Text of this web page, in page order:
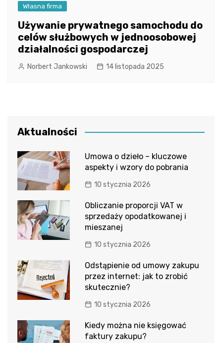
Własna firma
Używanie prywatnego samochodu do
celów służbowych w jednoosobowej
działalności gospodarczej
Norbert Jankowski 14 listopada 2025
Aktualności
Umowa o dzieło – kluczowe
aspekty i wzory do pobrania
10 stycznia 2026
Obliczanie proporcji VAT w
sprzedaży opodatkowanej i
mieszanej
10 stycznia 2026
Odstąpienie od umowy zakupu
przez internet: jak to zrobić
skutecznie?
10 stycznia 2026
Kiedy można nie księgować
faktury zakupu?